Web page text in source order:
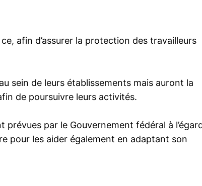
afin d’assurer la protection des travailleurs
sein de leurs établissements mais auront la
de poursuivre leurs activités.
par le Gouvernement fédéral à
pour les aider également en adaptant son